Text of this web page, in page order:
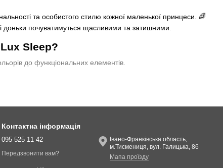
та особистого стилю кожної маленької принцеси. 🌈
доньки почуватимуться щасливими та затишними.
Lux Sleep?
до функціональних елементів.
дівчат старшого віку (6-12 років)варто додати робочі
Контактна інформація
095 525 11 42
Передзвонити вам?
Івано-Франківська область,
м.Тисмениця, вул. Галицька, 86
Мапа проїзду